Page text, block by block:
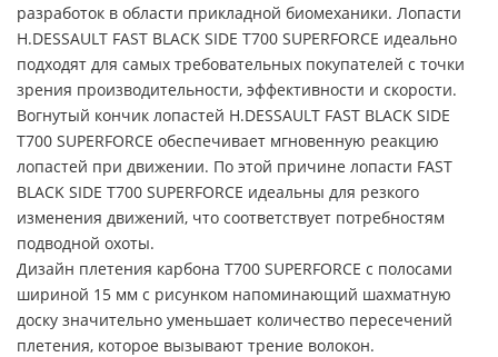
разработок в области прикладной биомеханики. Лопасти
H.DESSAULT FAST BLACK SIDE T700 SUPERFORCE идеально
подходят для самых требовательных покупателей с точки
зрения производительности, эффективности и скорости.
Вогнутый кончик лопастей H.DESSAULT FAST BLACK SIDE
T700 SUPERFORCE обеспечивает мгновенную реакцию
лопастей при движении. По этой причине лопасти FAST
BLACK SIDE T700 SUPERFORCE идеальны для резкого
изменения движений, что соответствует потребностям
подводной охоты.
Дизайн плетения карбона T700 SUPERFORCE с полосами
шириной 15 мм с рисунком напоминающий шахматную
доску значительно уменьшает количество пересечений
плетения, которое вызывают трение волокон.